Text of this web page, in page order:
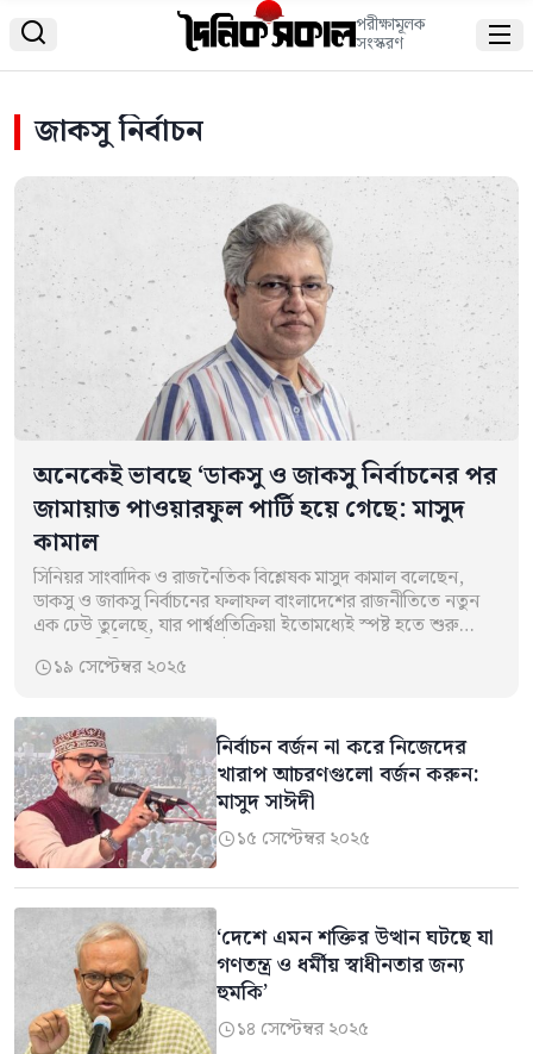
 পরীক্ষামূলক
সংস্করণ 
জাকসু নির্বাচন
অনেকেই ভাবছে ‘ডাকসু ও জাকসু নির্বাচনের পর
জামায়াত পাওয়ারফুল পার্টি হয়ে গেছে: মাসুদ
কামাল
সিনিয়র সাংবাদিক ও রাজনৈতিক বিশ্লেষক মাসুদ কামাল বলেছেন,
ডাকসু ও জাকসু নির্বাচনের ফলাফল বাংলাদেশের রাজনীতিতে নতুন
এক ঢেউ তুলেছে, যার পার্শ্বপ্রতিক্রিয়া ইতোমধ্যেই স্পষ্ট হতে শুরু
করেছে। তিনি দাবি করেন, এই…
১৯ সেপ্টেম্বর ২০২৫
নির্বাচন বর্জন না করে নিজেদের
খারাপ আচরণগুলো বর্জন করুন:
মাসুদ সাঈদী
১৫ সেপ্টেম্বর ২০২৫
‘দেশে এমন শক্তির উত্থান ঘটছে যা
গণতন্ত্র ও ধর্মীয় স্বাধীনতার জন্য
হুমকি’
১৪ সেপ্টেম্বর ২০২৫